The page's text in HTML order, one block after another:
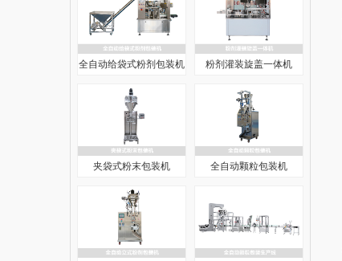
全自动给袋式粉剂包装机 粉剂灌装旋盖一体机
夹袋式粉末包装机 全自动颗粒包装机